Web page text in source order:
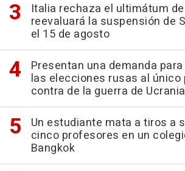
Italia rechaza el ultimátum
reevaluará la suspensión de
el 15 de agosto
Presentan una demanda
las elecciones rusas al único
contra de la guerra de Ucrania
Un estudiante mata a tiros a
cinco profesores en un
Bangkok